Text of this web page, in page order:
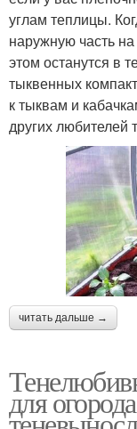
углам теплицы.
наружную часть
этом останутся в
тыквенных
к тыквам и
других любителей
читать дальше →
для